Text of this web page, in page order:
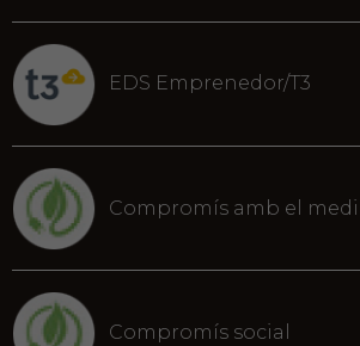
EDS Emprenedor/T3
Compromís amb el
Compromís social